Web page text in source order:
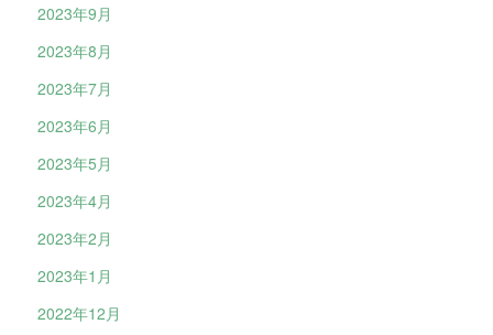
2023年9月
2023年8月
2023年7月
2023年6月
2023年5月
2023年4月
2023年2月
2023年1月
2022年12月